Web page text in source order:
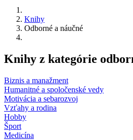
Knihy
Odborné a náučné
Knihy z kategórie
Biznis a manažment
Humanitné a spoločenské vedy
Motivácia a sebarozvoj
Vzťahy a rodina
Hobby
Šport
Medicína